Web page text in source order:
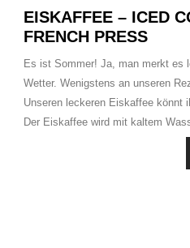
EISKAFFEE – ICED
FRENCH PRESS
Es ist Sommer! Ja, man merkt es
Wetter. Wenigstens an unseren
Unseren leckeren Eiskaffee könnt
Der Eiskaffee wird mit kaltem